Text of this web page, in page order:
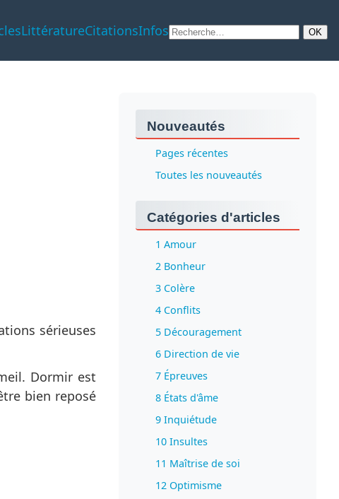
LittératureCitationsInfos
sérieuses
Dormir est
bien reposé
Nouveautés
Pages récentes
Toutes les nouveautés
Catégories d'articles
1 Amour
2 Bonheur
3 Colère
4 Conflits
5 Découragement
6 Direction de vie
7 Épreuves
8 États d'âme
9 Inquiétude
10 Insultes
11 Maîtrise de soi
12 Optimisme